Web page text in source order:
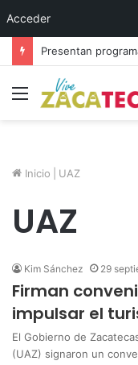
Acceder
Menú
Inicio UAZ
UAZ
Kim Sánchez 29
Firman
impulsar el
El Gobierno de
(UAZ) signaron un